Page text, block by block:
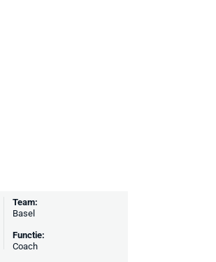
Team:
Basel
Functie:
Coach